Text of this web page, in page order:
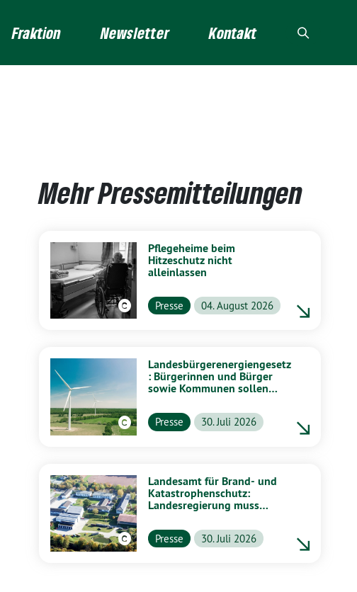
Fraktion Newsletter Kontakt
Mehr Pressemitteilungen
Pflegeheime beim
Hitzeschutz nicht
alleinlassen
Presse 04. August 2026
Landesbürgerenergiengesetz
: Bürgerinnen und Bürger
sowie Kommunen sollen
profitieren
Presse 30. Juli 2026
Landesamt für Brand- und
Katastrophenschutz:
Landesregierung muss
Presse 30. Juli 2026